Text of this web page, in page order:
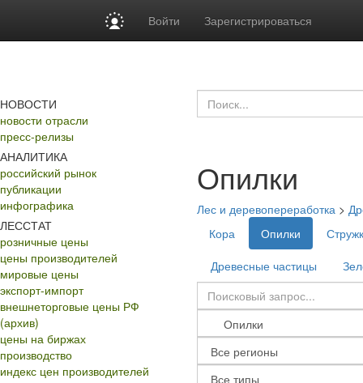
Войти Зарегистрироваться
НОВОСТИ
новости отрасли
пресс-релизы
АНАЛИТИКА
российский рынок
публикации
инфографика
ЛЕССТАТ
розничные цены
цены производителей
мировые цены
экспорт-импорт
внешнеторговые цены РФ
(архив)
цены на биржах
производство
индекс цен производителей
Опилки
Лес и деревопереработка >
Кора
Опилки
Древесные частицы